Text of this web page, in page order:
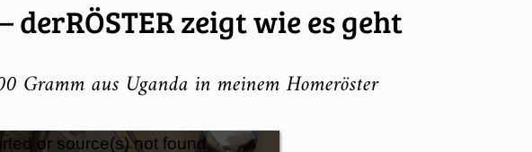
derRÖSTER zeigt wie es geht
Gramm aus Uganda in meinem Homeröster
or source(s) not found